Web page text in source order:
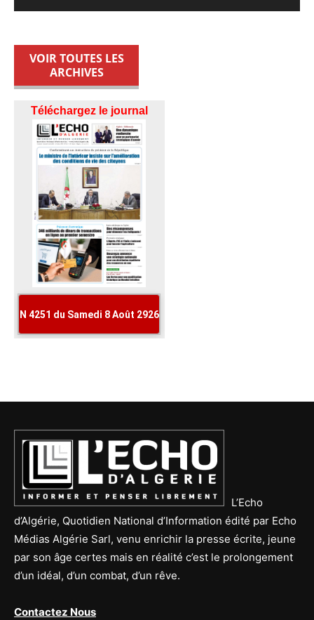
VOIR TOUTES LES
ARCHIVES
L’Echo
d’Algérie, Quotidien National d’Information édité par Echo
Médias Algérie Sarl, venu enrichir la presse écrite, jeune
par son âge certes mais en réalité c’est le prolongement
d’un idéal, d’un combat, d’un rêve.
Contactez Nous